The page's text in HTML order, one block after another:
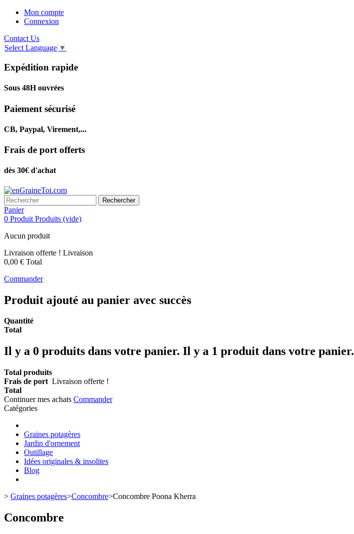
Mon compte
Connexion
Contact Us
Select Language ▼
Expédition rapide
Sous 48H ouvrées
Paiement sécurisé
CB, Paypal, Virement,...
Frais de port offerts
dès 30€ d'achat
Rechercher
Panier
0 Produit Produits (vide)
Aucun produit
Livraison offerte ! Livraison
0,00 € Total
Commander
Produit ajouté au panier avec succès
Quantité
Total
Il y a 0 produits dans votre panier. Il y a 1 produit dans votre panier.
Total produits
Frais de port Livraison offerte !
Total
Continuer mes achats Commander
Catégories
Graines potagères
Jardin d'ornement
Outillage
Idées originales & insolites
Blog
> Graines potagères>Concombre>Concombre Poona Kherra
Concombre